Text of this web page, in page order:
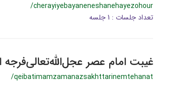
/cherayiyebayaneneshanehayezohour
تعداد جلسات : 1 جلسه
غیبت امام عصر
/qeibatimamzamanazsakhttarinemtehanat